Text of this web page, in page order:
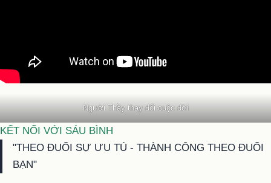
Người Thầy thay đổi cuộc đời
KẾT NỐI VỚI SÁU BÌNH
"THEO ĐUỔI SỰ ƯU TÚ - THÀNH CÔNG THEO ĐUỔI
BẠN"